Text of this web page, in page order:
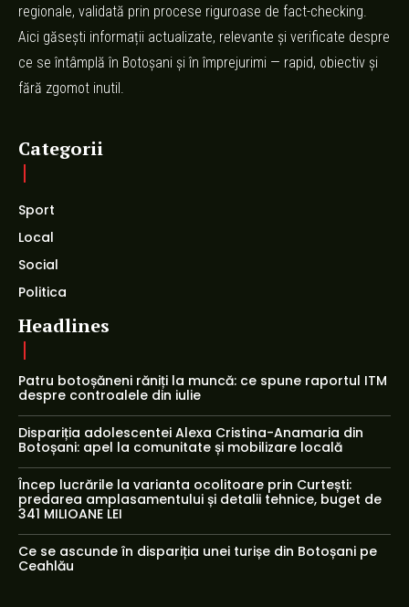
regionale, validată prin procese riguroase de fact-checking.
Aici găsești informații actualizate, relevante și verificate despre
ce se întâmplă în Botoșani și în împrejurimi — rapid, obiectiv și
fără zgomot inutil.
Categorii
Sport
Local
Social
Politica
Headlines
Patru botoșăneni răniți la muncă: ce spune raportul ITM
despre controalele din iulie
Dispariția adolescentei Alexa Cristina-Anamaria din
Botoșani: apel la comunitate și mobilizare locală
Încep lucrările la varianta ocolitoare prin Curtești:
predarea amplasamentului și detalii tehnice, buget de
341 MILIOANE LEI
Ce se ascunde în dispariția unei turișe din Botoșani pe
Ceahlău